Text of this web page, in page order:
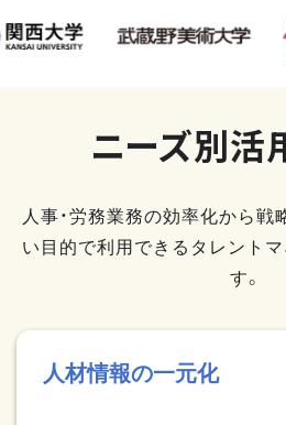
ニーズ別活
人事・労務業務の効率化から戦
い目的で利用できるタレント
す。
人材情報の一元化